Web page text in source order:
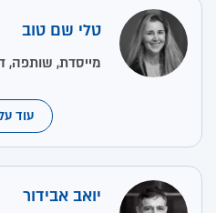
טלי שם טוב
מייסדת, שותפה,
עוד
יואב אבידור